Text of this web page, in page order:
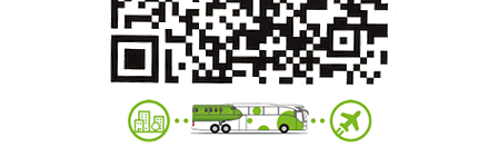
Invités:
1
CHERCHER